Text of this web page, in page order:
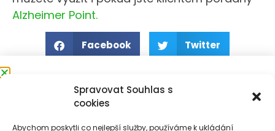
Spravovat Souhlas s
cookies
Abychom poskytli co nejlepší služby, používáme k ukládání
Alzheimer Point.
Facebook Twitter
Přihlaste se k odběru
novinek